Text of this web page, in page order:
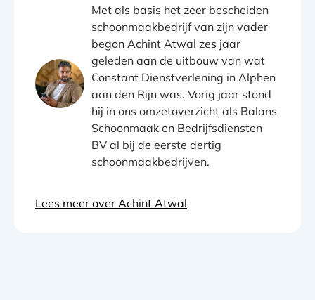
Met als basis het zeer bescheiden
schoonmaakbedrijf van zijn vader
begon Achint Atwal zes jaar
geleden aan de uitbouw van wat
Constant Dienstverlening in Alphen
aan den Rijn was. Vorig jaar stond
hij in ons omzetoverzicht als Balans
Schoonmaak en Bedrijfsdiensten
BV al bij de eerste dertig
schoonmaakbedrijven.
Lees meer over Achint Atwal